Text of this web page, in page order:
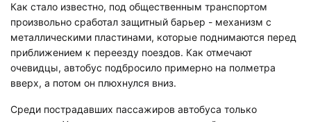
Как стало известно, под общественным транспортом
произвольно сработал защитный барьер - механизм с
металлическими пластинами, которые поднимаются перед
приближением к переезду поездов. Как отмечают
очевидцы, автобус подбросило примерно на полметра
вверх, а потом он плюхнулся вниз.
Среди пострадавших пассажиров автобуса только